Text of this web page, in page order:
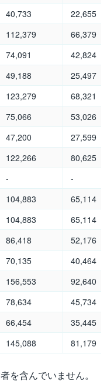
40,733
22,655
112,379
66,379
74,091
42,824
49,188
25,497
123,279
68,321
75,066
53,026
47,200
27,599
122,266
80,625
-
-
104,883
65,114
104,883
65,114
86,418
52,176
70,135
40,464
156,553
92,640
78,634
45,734
66,454
35,445
145,088 81,179
を含んでいません。